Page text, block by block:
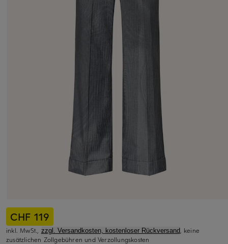
CHF 119
inkl. MwSt., zzgl. Versandkosten, kostenloser Rückversand, keine
zusätzlichen Zollgebühren und Verzollungskosten